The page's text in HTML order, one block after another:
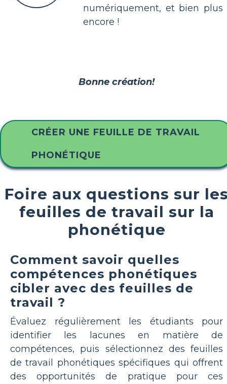
numériquement, et bien plus
encore !
Bonne création!
CRÉER UNE FEUILLE DE TRAVAIL
PHONÉTIQUE
Foire aux questions sur
feuilles de travail sur la
phonétique
Comment savoir quelles
compétences phonétiques
cibler avec des feuilles de
travail ?
Évaluez régulièrement les étudiants pour
identifier les lacunes en matière de
compétences, puis sélectionnez des feuilles
de travail phonétiques spécifiques qui offrent
des opportunités de pratique pour ces